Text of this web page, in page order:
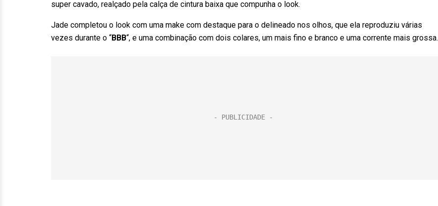
super cavado, realçado pela calça de cintura baixa que compunha o look.
Jade completou o look com uma make com destaque para o delineado nos olhos, que ela reproduziu várias
vezes durante o “BBB“, e uma combinação com dois colares, um mais fino e branco e uma corrente mais grossa.